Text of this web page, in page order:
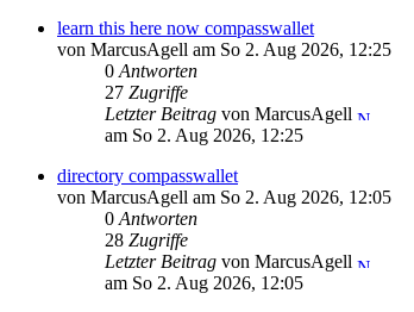
learn this here now compasswallet
von MarcusAgell am So 2. Aug 2026, 12:25
0 Antworten
27 Zugriffe
Letzter Beitrag von MarcusAgell
am So 2. Aug 2026, 12:25
directory compasswallet
von MarcusAgell am So 2. Aug 2026, 12:05
0 Antworten
28 Zugriffe
Letzter Beitrag von MarcusAgell
am So 2. Aug 2026, 12:05